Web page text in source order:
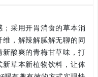
采用开胃消食的草本消
，解辣解腻解无聊的同
酸爽的青梅甘草味，打
草本新植物饮料，让体